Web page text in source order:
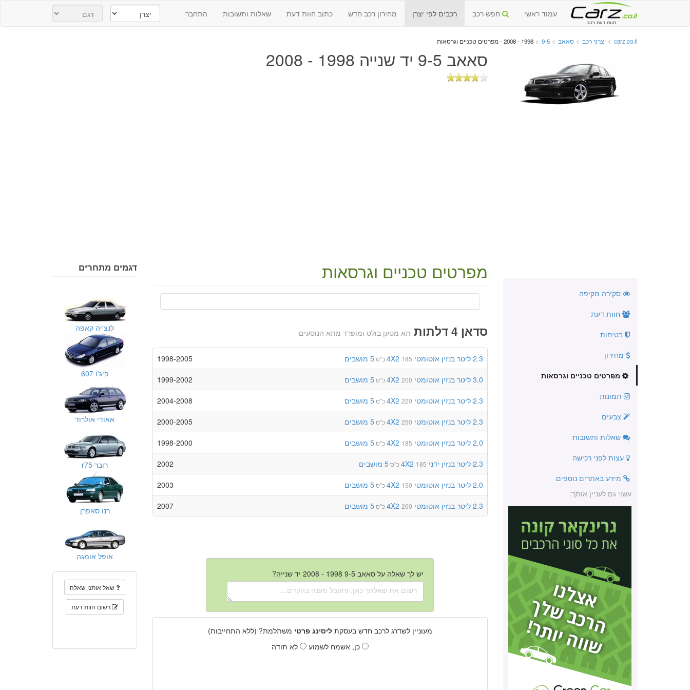
חוות דעת רכב
עמוד ראשי חפש רכב רכבים לפי יצרן מחירון רכב חדש כתוב חוות דעת שאלות ותשובות התחבר
carz.co.il
> יצרני רכב > סאאב >
9-5
> 1998 - 2008 - מפרטים טכניים וגרסאות
סאאב 9-5 יד שנייה 1998 - 2008
סקירה מקיפה
חוות דעת
בטיחות
מחירון
מפרטים טכניים וגרסאות
תמונות
צבעים
שאלות ותשובות
עצות לפני רכישה
מידע באתרים נוספים
עשוי גם לעניין אותך:
מפרטים טכניים וגרסאות
סדאן 4 דלתות תא מטען בולט ומופרד מתא הנוסעים
2.3 ליטר בנזיןאוטומטי 4X2 185 כ"ס 5 מושבים 1998-2005
3.0 ליטר בנזיןאוטומטי 4X2 200 כ"ס 5 מושבים 1999-2002
2.3 ליטר בנזיןאוטומטי 4X2 220 כ"ס 5 מושבים 2004-2008
2.3 ליטר בנזיןאוטומטי 4X2 250 כ"ס 5 מושבים 2000-2005
2.0 ליטר בנזיןאוטומטי 4X2 185 כ"ס 5 מושבים 1998-2000
2.3 ליטר בנזין ידני 4X2 185 כ"ס 5 מושבים 2002
2.0 ליטר בנזיןאוטומטי 4X2 150 כ"ס 5 מושבים 2003
2.3 ליטר בנזיןאוטומטי 4X2 260 כ"ס 5 מושבים 2007
יש לך שאלה על סאאב 9-5 1998 - 2008 יד שנייה?
מעוניין לשדרג לרכב חדש בעסקתליסינג פרטי משתלמת? (ללא התחייבות)
כן, אשמח לשמוע
לא תודה
דגמים מתחרים
לנצ'יה קאפה
פיג'ו 607
אאודי אולרוד
רובר r75
רנו סאפרן
אופל אומגה
שאל אותנו שאלה
רשום חוות דעת